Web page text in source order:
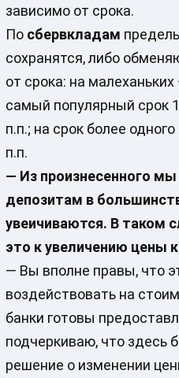
зависимо от срока.
По сбервкладам
сохранятся, либо
от срока: на
самый популярный срок
п.п.; на срок более
п.п.
— Из произнесенного
депозитам в
увеичиваются. В таком
это к увеличению цены
— Вы вполне правы, что
воздействовать на
банки готовы
подчеркиваю, что здесь
решение о изменении